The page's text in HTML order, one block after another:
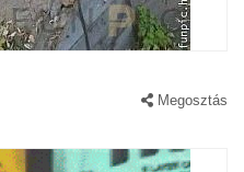
Megosztás